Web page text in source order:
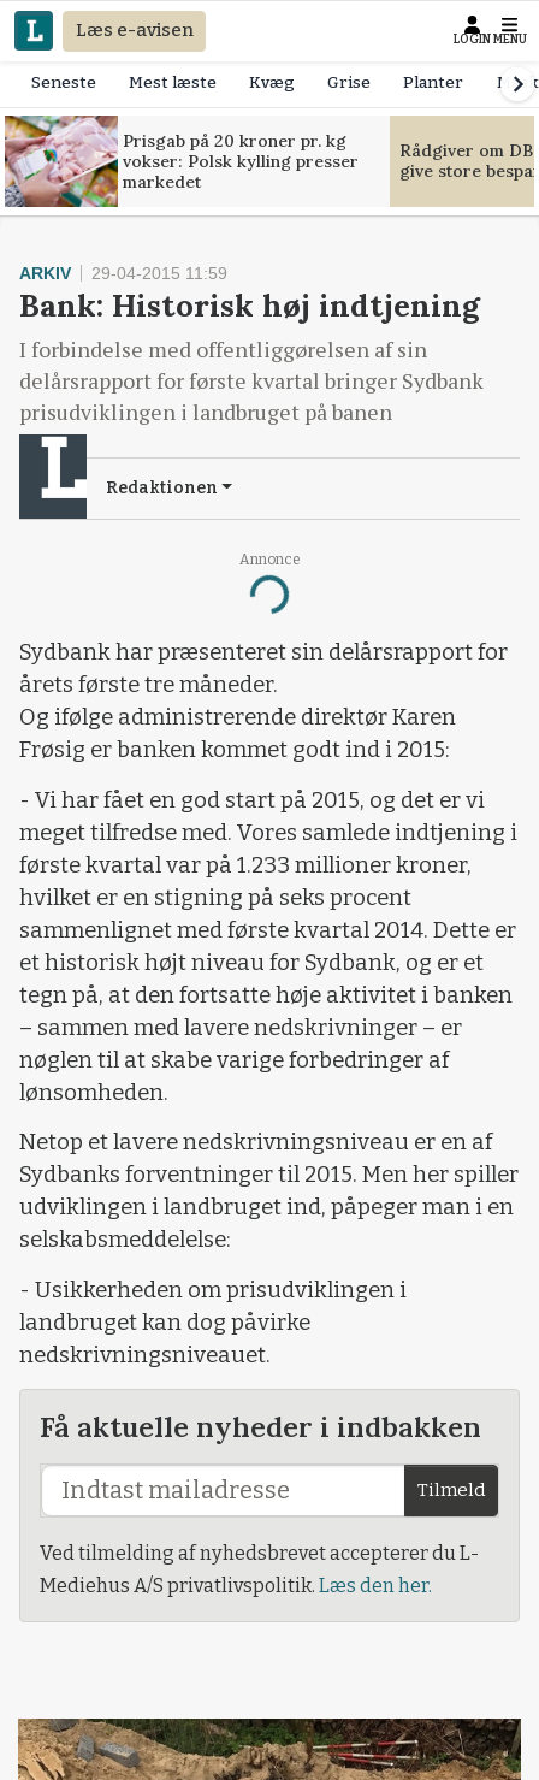
Læs e-avisen LOGIN MENU
Seneste Mest læste Kvæg Grise Planter
Prisgab på 20 kroner pr. kg
vokser: Polsk kylling presser
markedet
Rådgiver om
give store
Annonce
Loading...
ARKIV 29-04-2015 11:59
Bank: Historisk høj indtjening
I forbindelse med offentliggørelsen af sin
delårsrapport for første kvartal bringer Sydbank
prisudviklingen i landbruget på banen
Redaktionen
Sydbank har præsenteret sin delårsrapport for
årets første tre måneder.
Og ifølge administrerende direktør Karen
Frøsig er banken kommet godt ind i 2015:
- Vi har fået en god start på 2015, og det er vi
meget tilfredse med. Vores samlede indtjening i
første kvartal var på 1.233 millioner kroner,
hvilket er en stigning på seks procent
sammenlignet med første kvartal 2014. Dette er
et historisk højt niveau for Sydbank, og er et
tegn på, at den fortsatte høje aktivitet i banken
– sammen med lavere nedskrivninger – er
nøglen til at skabe varige forbedringer af
lønsomheden.
Netop et lavere nedskrivningsniveau er en af
Sydbanks forventninger til 2015. Men her spiller
udviklingen i landbruget ind, påpeger man i en
selskabsmeddelelse:
- Usikkerheden om prisudviklingen i
landbruget kan dog påvirke
nedskrivningsniveauet.
Få aktuelle nyheder i indbakken
Tilmeld
Ved tilmelding af nyhedsbrevet accepterer du L-
Mediehus A/S privatlivspolitik. Læs den her.